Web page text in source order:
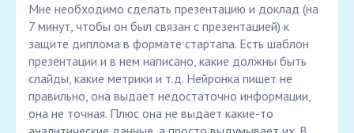
Мне необходимо сделать презентацию и доклад (на
7 минут, чтобы он был связан с презентацией) к
защите диплома в формате стартапа. Есть шаблон
презентации и в нем написано, какие должны быть
слайды, какие метрики и т.д. Нейронка пишет не
правильно, она выдает недостаточно информации,
она не точная. Плюс она не выдает какие-то